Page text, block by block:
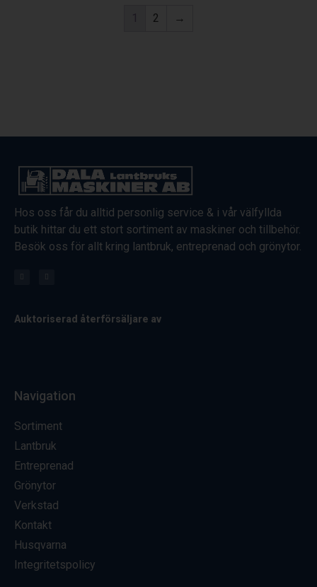
1 2 →
Hos oss får du alltid personlig service & i vår välfyllda
butik hittar du ett stort sortiment av maskiner och tillbehör.
Besök oss för allt kring lantbruk, entreprenad och grönytor.
Auktoriserad återförsäljare av
Navigation
Sortiment
Lantbruk
Entreprenad
Grönytor
Verkstad
Kontakt
Husqvarna
Integritetspolicy